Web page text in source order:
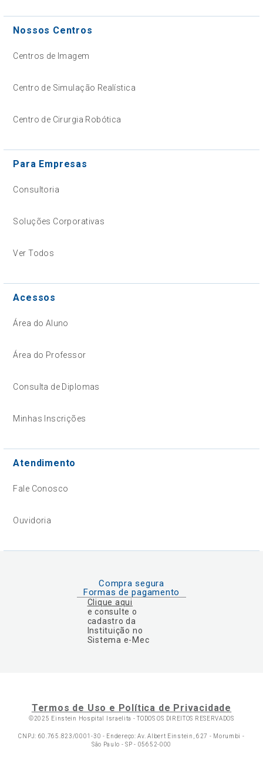
Nossos Centros
Centros de Imagem
Centro de Simulação Realística
Centro de Cirurgia Robótica
Para Empresas
Consultoria
Soluções Corporativas
Ver Todos
Acessos
Área do Aluno
Área do Professor
Consulta de Diplomas
Minhas Inscrições
Atendimento
Fale Conosco
Ouvidoria
Compra segura
Formas de pagamento
Clique aqui
e consulte o
cadastro da
Instituição no
Sistema e-Mec
Termos de Uso e Política de Privacidade
©2025 Einstein Hospital Israelita -TODOS OS DIREITOS RESERVADOS
CNPJ: 60.765.823/0001-30 - Endereço: Av. Albert Einstein, 627 - Morumbi -
São Paulo - SP - 05652-000